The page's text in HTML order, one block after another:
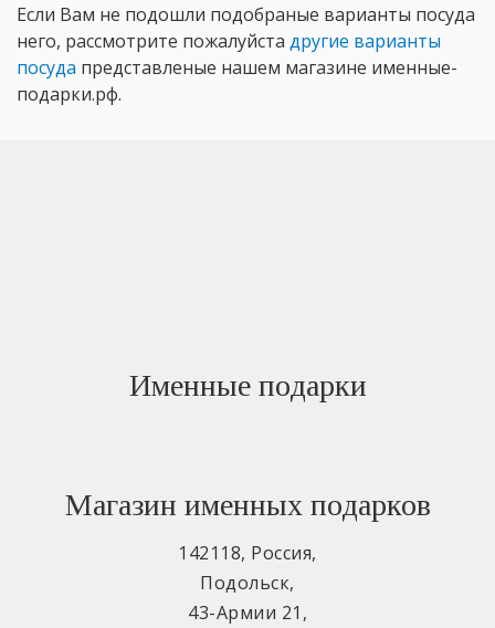
Если Вам не подошли подобраные варианты посуда
него, рассмотрите пожалуйста другие варианты
посуда представленые нашем магазине именные-
подарки.рф.
Именные подарки
Магазин именных подарков
142118, Россия,
Подольск,
43-Армии 21 ,